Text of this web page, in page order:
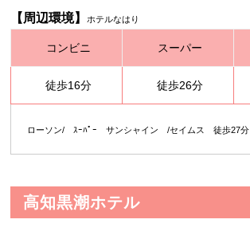
【周辺環境】 ホテルなはり
コンビニ スーパー
徒歩16分 徒歩26分
ローソン/ ｽｰﾊﾟｰ サンシャイン /セイムス 徒歩27分
高知黒潮ホテル